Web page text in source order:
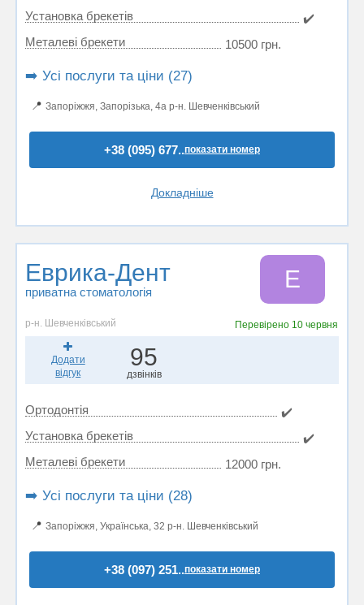
Установка брекетів
✔️
Металеві брекети
10500 грн.
➡️ Усі послуги та ціни (27)
📍 Запоріжжя, Запорізька, 4а р-н. Шевченківський
+38 (095) 677..показати номер
Докладніше
Еврика-Дент
приватна стоматологія Е
р-н. Шевченківський Перевірено 10 червня
Додати
відгук
95
дзвінків
Ортодонтія
✔️
Установка брекетів
✔️
Металеві брекети
12000 грн.
➡️ Усі послуги та ціни (28)
📍 Запоріжжя, Українська, 32 р-н. Шевченківський
+38 (097) 251..показати номер